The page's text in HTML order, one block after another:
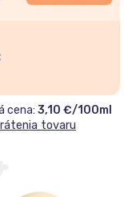
cena: 3,10 €/100ml
tovaru